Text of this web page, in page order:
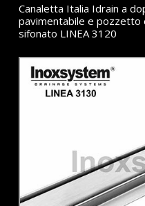
Canaletta Italia Idrain a
pavimentabile e pozzetto
sifonato LINEA 3120